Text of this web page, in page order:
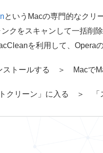
というMacの専門的なクリ
クをスキャンして一括削
を利用して、Opera
ストールする ＞ Macで
クリーン」に入る ＞ 「